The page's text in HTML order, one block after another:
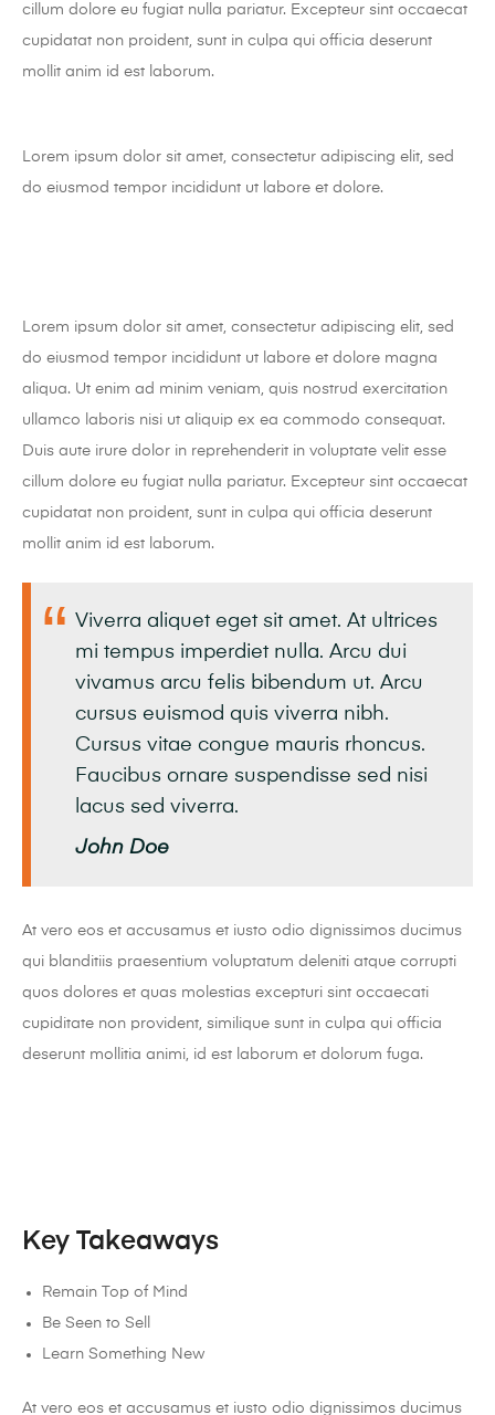
cillum dolore eu fugiat nulla pariatur. Excepteur sint occaecat
cupidatat non proident, sunt in culpa qui officia deserunt
mollit anim id est laborum.
Lorem ipsum dolor sit amet, consectetur adipiscing elit, sed
do eiusmod tempor incididunt ut labore et dolore.
Lorem ipsum dolor sit amet, consectetur adipiscing elit, sed
do eiusmod tempor incididunt ut labore et dolore magna
aliqua. Ut enim ad minim veniam, quis nostrud exercitation
ullamco laboris nisi ut aliquip ex ea commodo consequat.
Duis aute irure dolor in reprehenderit in voluptate velit esse
cillum dolore eu fugiat nulla pariatur. Excepteur sint occaecat
cupidatat non proident, sunt in culpa qui officia deserunt
mollit anim id est laborum.
Viverra aliquet eget sit amet. At ultrices
mi tempus imperdiet nulla. Arcu dui
vivamus arcu felis bibendum ut. Arcu
cursus euismod quis viverra nibh.
Cursus vitae congue mauris rhoncus.
Faucibus ornare suspendisse sed nisi
lacus sed viverra.
John Doe
At vero eos et accusamus et iusto odio dignissimos ducimus
qui blanditiis praesentium voluptatum deleniti atque corrupti
quos dolores et quas molestias excepturi sint occaecati
cupiditate non provident, similique sunt in culpa qui officia
deserunt mollitia animi, id est laborum et dolorum fuga.
Key Takeaways
Remain Top of Mind
Be Seen to Sell
Learn Something New
At vero eos et accusamus et iusto odio dignissimos ducimus